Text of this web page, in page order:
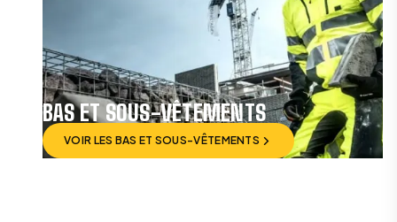
BAS ET SOUS-VÊTEMENTS
VOIR LES BAS ET SOUS-VÊTEMENTS